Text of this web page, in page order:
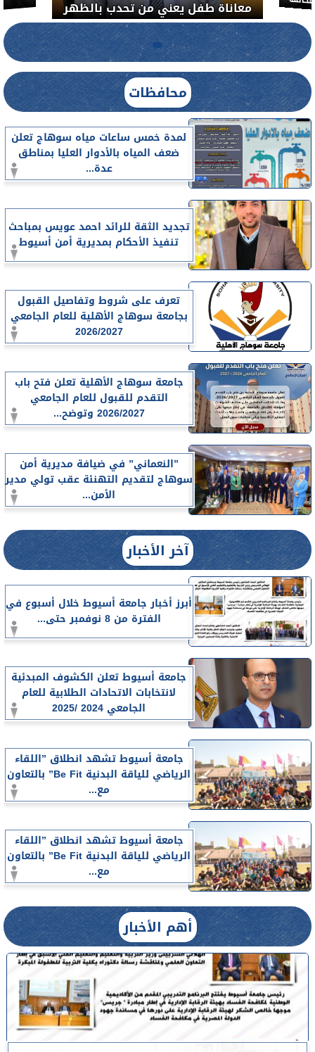
معاناة طفل يعني من تحدب بالظهر
محافظات
لمدة خمس ساعات مياه سوهاج تعلن
ضعف المياه بالأدوار العليا بمناطق
عدة...
تجديد الثقة للرائد احمد عويس بمباحث
تنفيذ الأحكام بمديرية أمن أسيوط
تعرف على شروط وتفاصيل القبول
بجامعة سوهاج الأهلية للعام الجامعي
2026/2027
جامعة سوهاج الأهلية تعلن فتح باب
التقدم للقبول للعام الجامعي
2026/2027 وتوضح...
”النعماني” في ضيافة مديرية أمن
سوهاج لتقديم التهنئة عقب تولي مدير
الأمن...
آخر الأخبار
أبرز أخبار جامعة أسيوط خلال أسبوع في
الفترة من 8 نوفمبر حتى...
جامعة أسيوط تعلن الكشوف المبدئية
لانتخابات الاتحادات الطلابية للعام
الجامعي 2024 /2025
جامعة أسيوط تشهد انطلاق ”اللقاء
الرياضي للياقة البدنية Be Fit” بالتعاون
مع...
جامعة أسيوط تشهد انطلاق ”اللقاء
الرياضي للياقة البدنية Be Fit” بالتعاون
مع...
أهم الأخبار